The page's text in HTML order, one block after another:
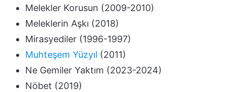
Melekler Korusun (2009-2010)
Meleklerin Aşkı (2018)
Mirasyediler (1996-1997)
Muhteşem Yüzyıl (2011)
Ne Gemiler Yaktım (2023-2024)
Nöbet (2019)